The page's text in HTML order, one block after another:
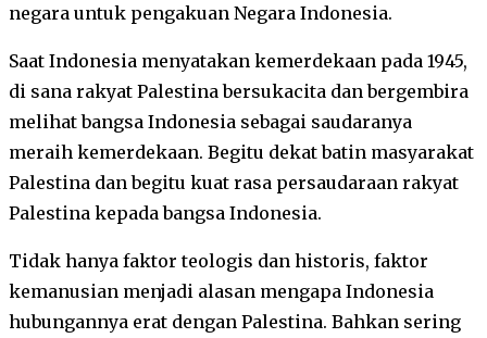
negara untuk pengakuan Negara Indonesia.
Saat Indonesia menyatakan kemerdekaan pada 1945,
di sana rakyat Palestina bersukacita dan bergembira
melihat bangsa Indonesia sebagai saudaranya
meraih kemerdekaan. Begitu dekat batin masyarakat
Palestina dan begitu kuat rasa persaudaraan rakyat
Palestina kepada bangsa Indonesia.
Tidak hanya faktor teologis dan historis, faktor
kemanusian menjadi alasan mengapa Indonesia
hubungannya erat dengan Palestina. Bahkan sering